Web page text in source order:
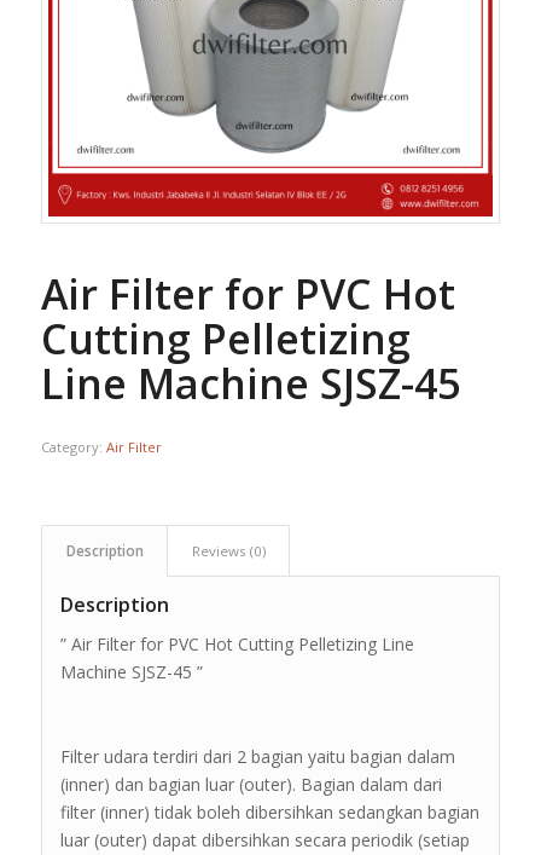
Air Filter for PVC Hot
Cutting Pelletizing
Line Machine SJSZ-45
Category: Air Filter
Description Reviews (0)
Description
” Air Filter for PVC Hot Cutting Pelletizing Line
Machine SJSZ-45 ”
Filter udara terdiri dari 2 bagian yaitu bagian dalam
(inner) dan bagian luar (outer). Bagian dalam dari
filter (inner) tidak boleh dibersihkan sedangkan bagian
luar (outer) dapat dibersihkan secara periodik (setiap